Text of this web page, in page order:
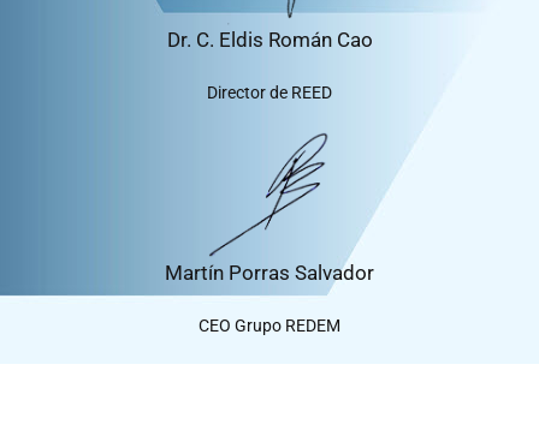
Dr. C. Eldis Román Cao
Director de REED
Martín Porras Salvador
CEO Grupo REDEM